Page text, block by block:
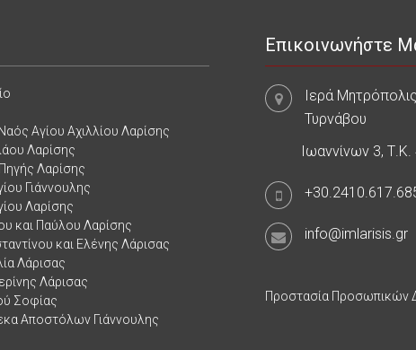
Αγίου Αχιλλίου Λαρίσης
Λαρίσης
Λαρίσης
Γιάννουλης
Λαρίσης
και Παύλου Λαρίσης
και Ελένης Λάρισας
Λάρισας
Λάρισας
Σοφίας
Αποστόλων Γιάννουλης
Επικοινωνήστε
Ιερά
Τυρνάβου
Ιωαννίνων 3,
info@imlarisis.gr
Προστασία Προσωπικών